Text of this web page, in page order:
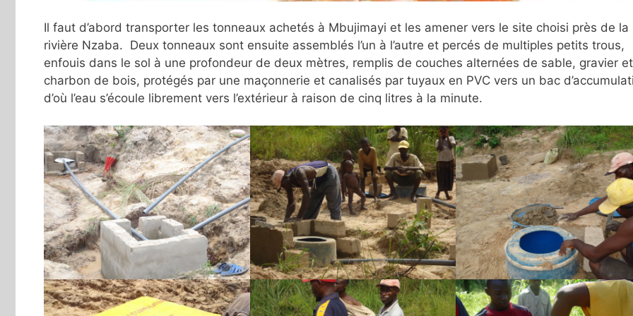
Il faut d’abord transporter les tonneaux achetés à Mbujimayi et les amener vers le site choisi près de la
rivière Nzaba. Deux tonneaux sont ensuite assemblés l’un à l’autre et percés de multiples petits trous,
enfouis dans le sol à une profondeur de deux mètres, remplis de couches alternées de sable, gravier et
charbon de bois, protégés par une maçonnerie et canalisés par tuyaux en PVC vers un bac
d’où l’eau s’écoule librement vers l’extérieur à raison de cinq litres à la minute.